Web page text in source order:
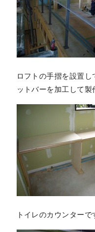
ロフトの手摺を設置
ットバーを加工して製
トイレのカウンターで